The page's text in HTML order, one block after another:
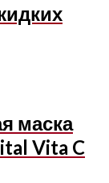
маска
Vita C